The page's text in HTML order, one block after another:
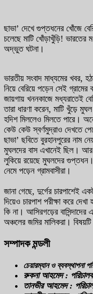
ছাভা’ দেখে গুপ্তধনের খোঁজে
চলেছে মাটি খোঁড়াখুঁড়ি! ভারতের
অদ্ভুত ঘটনা।
ভারতীয় সংবাদ মাধ্যমের খবর,
নিয়ে বেরিয়ে পড়েন সেই গ্রামের
জায়গায় খননকাজে মধ্যরাতেই
তারা ধারণা করেন, মাটি খুঁড়ে
হদিশ মিললেও মিলতে পারে।
কেউ কেউ স্বর্ণমুদ্রাও দেখতে
ছাভা’ ছবিতে বুরহানপুরের নাম
মুঘলদের বাস এখানেই ছিল। আর
লুকিয়ে রয়েছে মুঘলদের গুপ্তধন।
নেমে পড়েন গ্রামবাসীরা।
জানা গেছে, দুর্গের চারপাশেই
দিয়েও চারপাশ পরীক্ষা করে
কি না। আসিরগড়ের
অঞ্চলের জমির মালিকরা।
সম্পাদক মন্ডলী
চেয়ারম্যান ও ব্যবস্থাপনা
রুকনা আহমেদ :
তানভীর আহমেদ :